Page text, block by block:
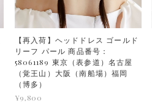
【再入荷】ヘッドドレス ゴールド
リーフ パール 商品番号：
58061189 東京（表参道）名古屋
（覚王山）大阪（南船場）福岡
（博多）
¥9,800